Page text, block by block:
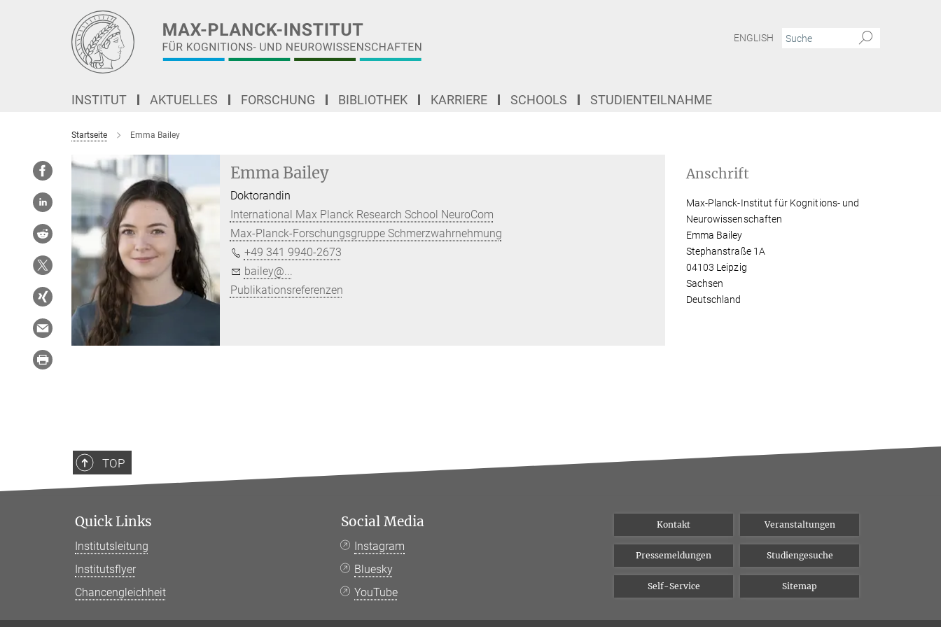
ENGLISH
INSTITUT AKTUELLES FORSCHUNG BIBLIOTHEK KARRIERE SCHOOLS STUDIENTEILNAHME
Startseite Emma Bailey
Emma Bailey
Doktorandin
International Max Planck Research School NeuroCom
Max-Planck-Forschungsgruppe Schmerzwahrnehmung
+49 341 9940-2673
bailey@...
Publikationsreferenzen
Anschrift
Max-Planck-Institut für Kognitions- und
Neurowissenschaften
Emma Bailey
Stephanstraße 1A
04103 Leipzig
Sachsen
Deutschland
TOP
Quick Links
Institutsleitung
Institutsflyer
Chancengleichheit
Social Media
Instagram
Bluesky
YouTube
Kontakt Veranstaltungen
Pressemeldungen Studiengesuche
Self-Service Sitemap